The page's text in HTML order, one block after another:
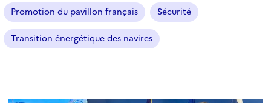
l
t
r
e
l
Promotion du pavillon français Sécurité
Transition énergétique des navires